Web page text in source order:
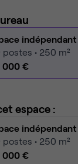
indépendant
postes • 250 m²
000 €
espace :
indépendant
postes • 250 m²
000 €